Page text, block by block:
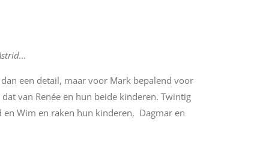
een detail, maar voor Mark bepalend voor
van Renée en hun beide kinderen. Twintig
Wim en raken hun kinderen, Dagmar en